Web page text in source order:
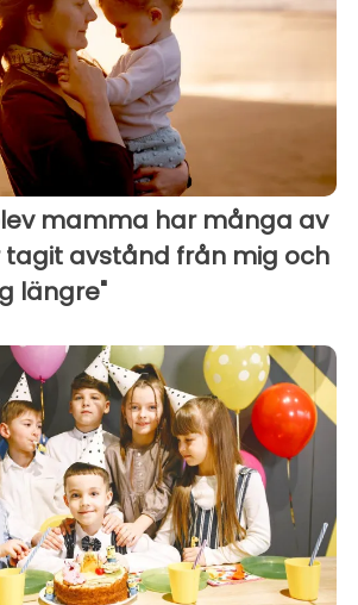
mamma har många av
tagit avstånd från mig och
längre"